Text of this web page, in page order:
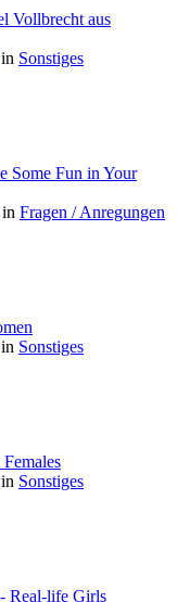
Vollbrecht aus
Sonstiges
Some Fun in Your
Fragen / Anregungen
Sonstiges
Sonstiges
Real-life Girls